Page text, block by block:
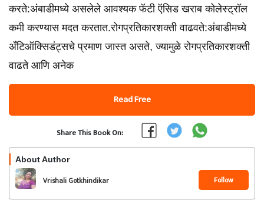
करते:अंबाडीमध्ये असलेले आवश्यक फॅटी ऍसिड खराब कोलेस्ट्रॉल
कमी करण्यास मदत करतात.रोगप्रतिकारशक्ती वाढवते:अंबाडीमध्ये
अँटिऑक्सिडंट्सचे प्रमाण जास्त असते, ज्यामुळे रोगप्रतिकारशक्ती
वाढते आणि अनेक
Read Free
Share This Book On:
About Author
Vrishali Gotkhindikar Follow